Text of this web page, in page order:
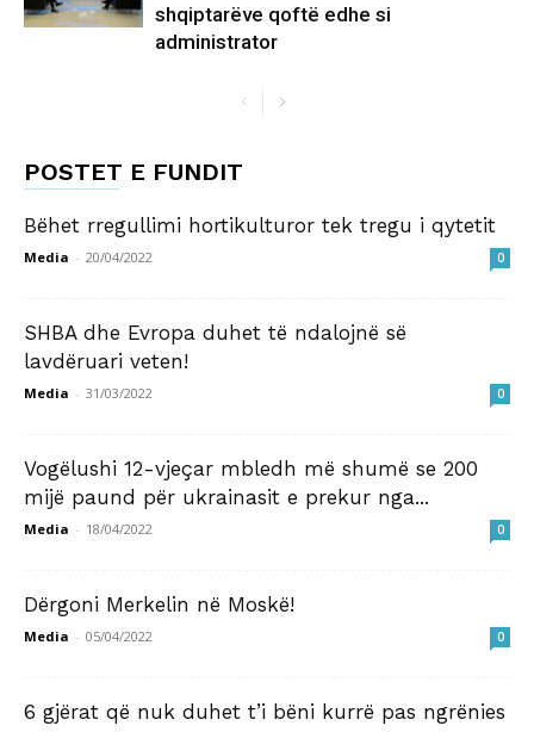
shqiptarëve qoftë edhe si
administrator
POSTET E FUNDIT
Bëhet rregullimi hortikulturor tek tregu i qytetit
Media - 20/04/2022 0
SHBA dhe Evropa duhet të ndalojnë së
lavdëruari veten!
Media - 31/03/2022 0
Vogëlushi 12-vjeçar mbledh më shumë se 200
mijë paund për ukrainasit e prekur nga...
Media - 18/04/2022 0
Dërgoni Merkelin në Moskë!
Media - 05/04/2022 0
6 gjërat që nuk duhet t’i bëni kurrë pas ngrënies